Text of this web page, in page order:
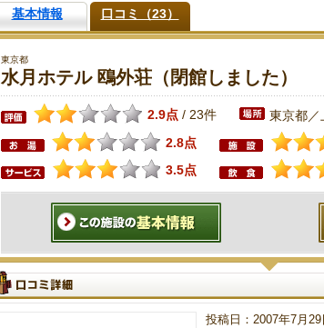
基本情報 口コミ（23）
東京都
水月ホテル 鴎外荘（閉館しました）
2.9点 / 23件 東京都／
2.8点
3.5点
投稿日：2007年7月29